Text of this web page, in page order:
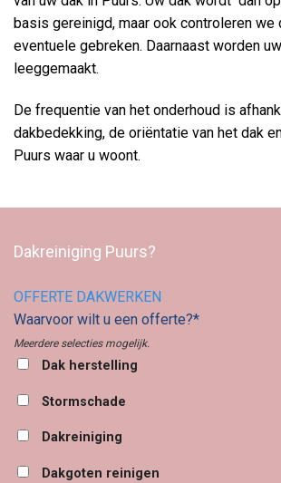
basis gereinigd, maar ook controleren we
eventuele gebreken. Daarnaast worden
leeggemaakt.
De frequentie van het onderhoud is
dakbedekking, de oriëntatie van het dak
Puurs waar u woont.
Dakreiniging Puurs?
OFFERTE DAKWERKEN
Waarvoor wilt u een offerte?*
Meerdere selecties mogelijk.
Dak herstelling
Stormschade
Dakreiniging
Dakgoten reinigen